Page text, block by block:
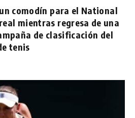
comodín para el National
mientras regresa de una
de clasificación del
tenis